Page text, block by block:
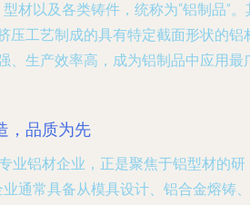
材以及各类铸件，统称为“铝制品”。
压工艺制成的具有特定截面形状的铝
、生产效率高，成为铝制品中应用最
，品质为先
业铝材企业，正是聚焦于铝型材的研
通常具备从模具设计、铝合金熔铸、